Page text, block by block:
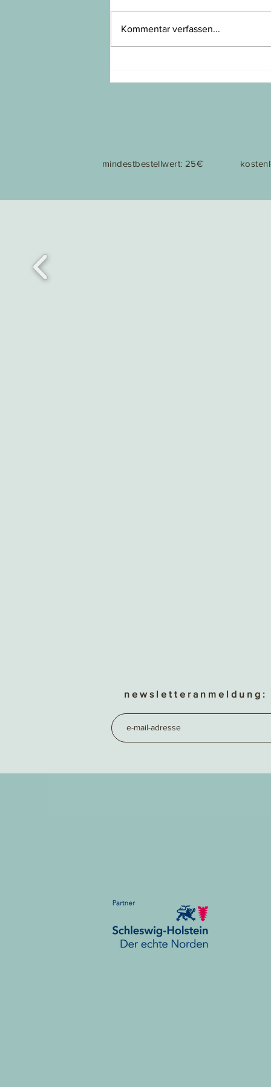
meine liebste jahreszeit
Kommentar verfassen...
mindestbestellwert: 25€
n e w s l e t t e r a n m e l d u n g :